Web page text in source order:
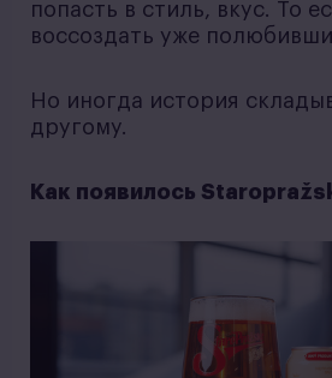
попасть в стиль, вкус. То
воссоздать уже
Но иногда история
другому.
Как появилось